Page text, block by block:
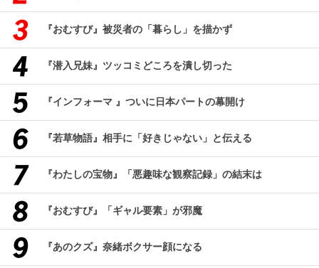
『おむすび』被災者の「暮らし」を描かず
『潜入兄妹』ツッコミどころを潰し切った
『インフォーマ 』ついに日本パートの幕開け
『若草物語』相手に「好きじゃない」と伝える
『わたしの宝物』「悪趣味な観察記録」の結末は
『おむすび』「ギャル要素」が邪魔
『あのクズ』奈緒ボクサー顔になる